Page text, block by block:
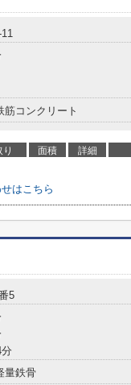
11
筋コンクリート
り 面積 詳細
はこちら
5
量鉄骨